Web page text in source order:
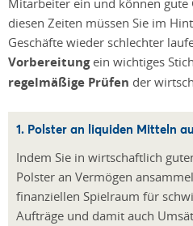
diesen Zeiten müssen Sie im
Geschäfte wieder schlechter
Vorbereitungein wichtiges
regelmäßige Prüfen der
1. Polster an liquiden Mitteln
Indem Sie in wirtschaftlich
Polster an Vermögen
finanziellen Spielraum für
Aufträge und damit auch